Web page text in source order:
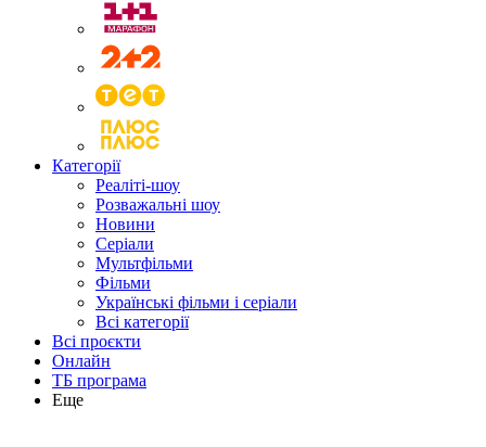
Категорії
Реаліті-шоу
Розважальні шоу
Новини
Серіали
Мультфільми
Фільми
Українські фільми і серіали
Всі категорії
Всі проєкти
Онлайн
ТБ програма
Еще